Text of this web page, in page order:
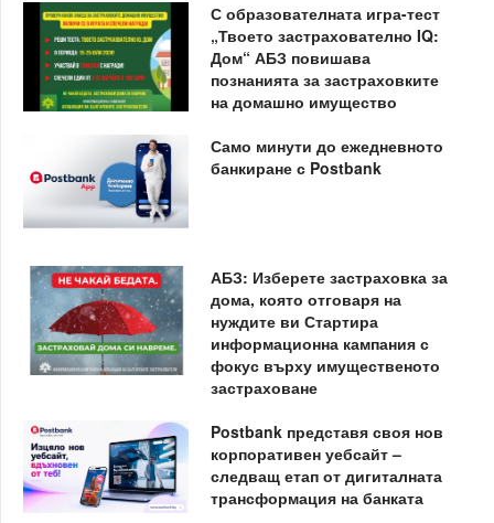
С образователната игра-тест
„Твоето застрахователно IQ:
Дом“ АБЗ повишава
познанията за застраховките
на домашно имущество
Само минути до ежедневното
банкиране с Postbank
АБЗ: Изберете застраховка за
дома, която отговаря на
нуждите ви Стартира
информационна кампания с
фокус върху имущественото
застраховане
Postbank представя своя нов
корпоративен уебсайт –
следващ етап от дигиталната
трансформация на банката